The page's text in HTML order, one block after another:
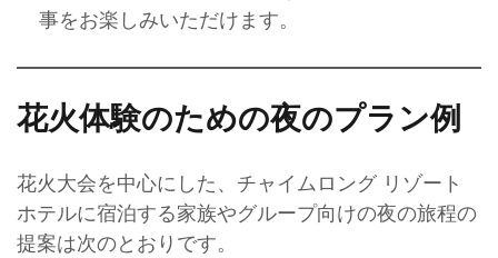
事をお楽しみいただけます。
花火体験のための夜のプラン例
花火大会を中心にした、チャイムロング リゾート
ホテルに宿泊する家族やグループ向けの夜の旅程の
提案は次のとおりです。